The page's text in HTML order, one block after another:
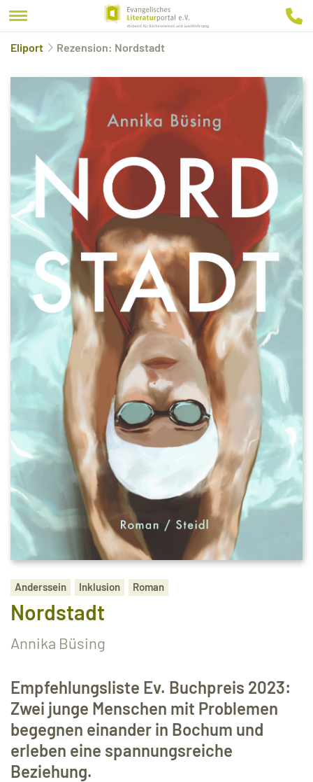
Eliport Rezension: Nordstadt
Anderssein Inklusion Roman
Nordstadt
Annika Büsing
Empfehlungsliste Ev. Buchpreis 2023:
Zwei junge Menschen mit Problemen
begegnen einander in Bochum und
erleben eine spannungsreiche
Beziehung.